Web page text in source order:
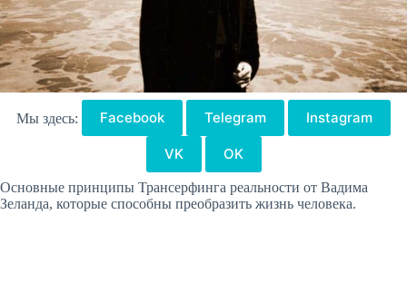
Мы здесь: Facebook Telegram Instagram
VK OK
Основные принципы Трансерфинга реальности от Вадима
Зеланда, которые способны преобразить жизнь человека.